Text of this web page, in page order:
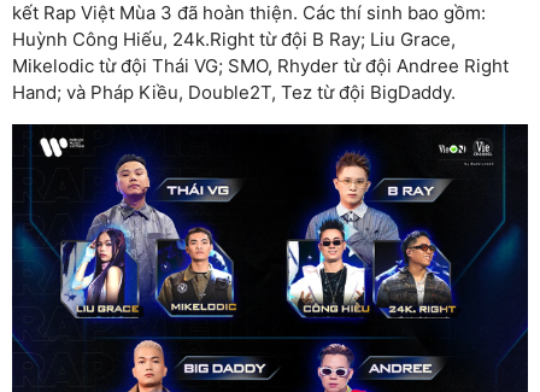
kết Rap Việt Mùa 3 đã hoàn thiện. Các thí sinh bao gồm:
Huỳnh Công Hiếu, 24k.Right từ đội B Ray; Liu Grace,
Mikelodic từ đội Thái VG; SMO, Rhyder từ đội Andree Right
Hand; và Pháp Kiều, Double2T, Tez từ đội BigDaddy.